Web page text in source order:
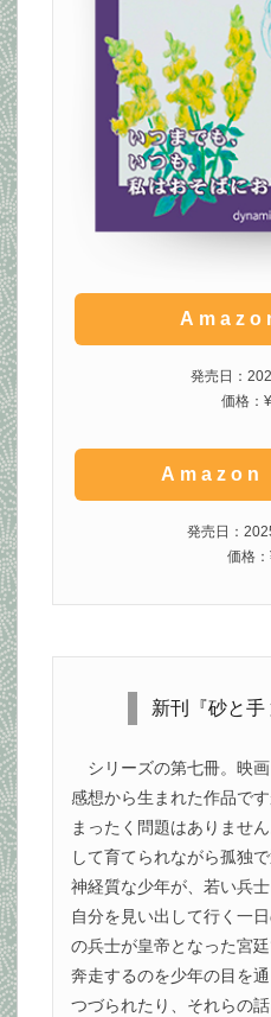
発売日：
価格：
Amazon
発売日：
価格
新刊『砂と手
シリーズの第七冊。映
感想から生まれた作品で
まったく問題はありませ
して育てられながら孤独
神経質な少年が、若い兵
自分を見い出して行く一
の兵士が皇帝となった宮
奔走するのを少年の目を
つづられたり、それらの